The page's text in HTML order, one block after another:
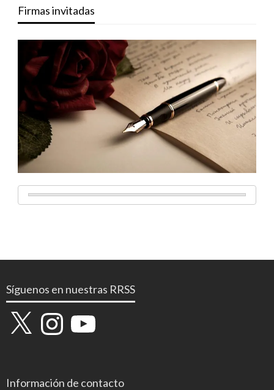
Firmas invitadas
Síguenos en nuestras RRSS
X InstagramYouTube
Información de contacto